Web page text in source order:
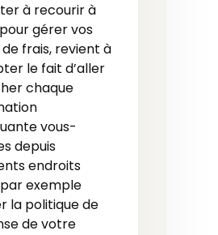
à recourir à
gérer vos
frais, revient à
le fait d’aller
chaque
vous-
depuis
endroits
exemple
la politique de
de votre